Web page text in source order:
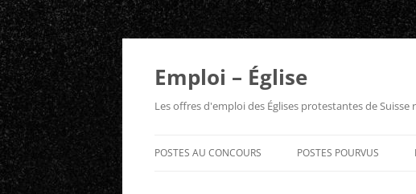
Aller
Emploi – Église
Les offres d'emploi des Églises protestantes de Suisse
POSTES AU CONCOURS POSTES POURVUS